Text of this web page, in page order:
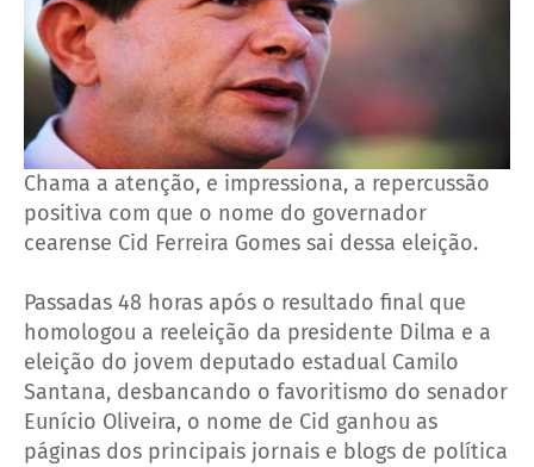
Chama a atenção, e impressiona, a repercussão
positiva com que o nome do governador
cearense Cid Ferreira Gomes sai dessa eleição.
Passadas 48 horas após o resultado final que
homologou a reeleição da presidente Dilma e a
eleição do jovem deputado estadual Camilo
Santana, desbancando o favoritismo do senador
Eunício Oliveira, o nome de Cid ganhou as
páginas dos principais jornais e blogs de política